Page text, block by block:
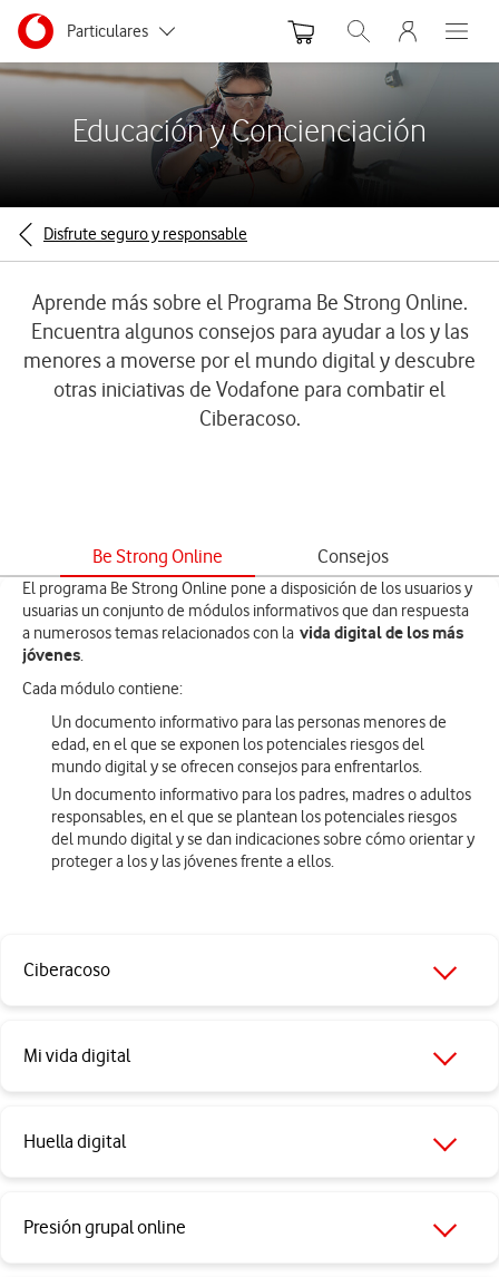
Ir a la pagina principal de vodafone.es
Menu navegación Segmento
Particulares
Autónomos
Abrir buscador.Abre
Educación y Concienciación
Disfrute seguro y responsable
Aprende más sobre el Programa Be Strong Online.
Encuentra algunos consejos para ayudar a los y las
menores a moverse por el mundo digital y descubre
otras iniciativas de Vodafone para combatir el
Ciberacoso.
Be Strong Online Consejos
El programa Be Strong Online pone a disposición de los usuarios y
usuarias un conjunto de módulos informativos que dan respuesta
a numerosos temas relacionados con la vida digital de los más
jóvenes.
Cada módulo contiene:
Un documento informativo para las personas menores de
edad, en el que se exponen los potenciales riesgos del
mundo digital y se ofrecen consejos para enfrentarlos.
Un documento informativo para los padres, madres o adultos
responsables, en el que se plantean los potenciales riesgos
del mundo digital y se dan indicaciones sobre cómo orientar y
proteger a los y las jóvenes frente a ellos.
Ciberacoso
Mi vida digital
Huella digital
Presión grupal online